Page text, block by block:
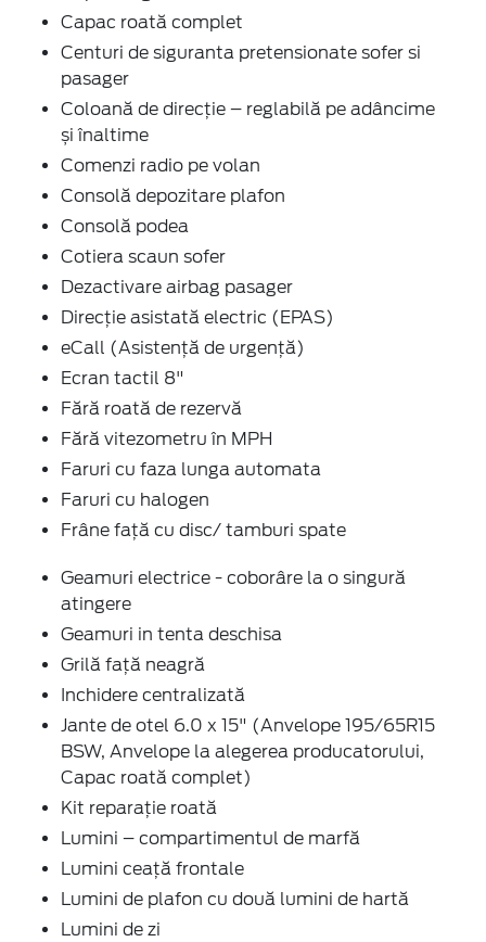
Capac roată complet
Centuri de siguranta pretensionate sofer si
pasager
Coloană de direcție – reglabilă pe adâncime
și înaltime
Comenzi radio pe volan
Consolă depozitare plafon
Consolă podea
Cotiera scaun sofer
Dezactivare airbag pasager
Direcție asistată electric (EPAS)
eCall (Asistență de urgență)
Ecran tactil 8"
Fără roată de rezervă
Fără vitezometru în MPH
Faruri cu faza lunga automata
Faruri cu halogen
Frâne față cu disc/ tamburi spate
Geamuri electrice - coborâre la o singură
atingere
Geamuri in tenta deschisa
Grilă față neagră
Inchidere centralizată
Jante de otel 6.0 x 15" (Anvelope 195/65R15
BSW, Anvelope la alegerea producatorului,
Capac roată complet)
Kit reparație roată
Lumini – compartimentul de marfă
Lumini ceață frontale
Lumini de plafon cu două lumini de hartă
Lumini de zi